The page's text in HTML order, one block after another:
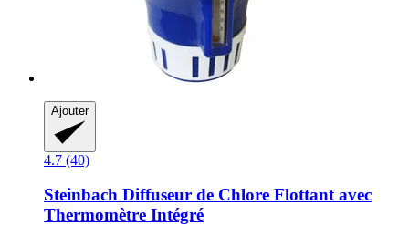
Ajouter
4.7 (40)
Steinbach Diffuseur de Chlore Flottant avec
Thermomètre Intégré